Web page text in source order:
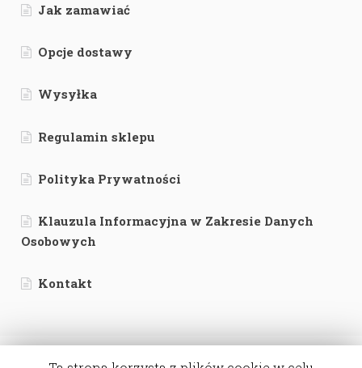
Jak zamawiać
Opcje dostawy
Wysyłka
Regulamin sklepu
Polityka Prywatności
Klauzula Informacyjna w Zakresie Danych
Osobowych
Kontakt